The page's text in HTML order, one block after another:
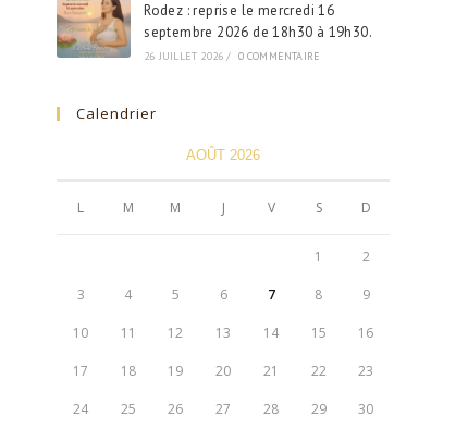
Rodez : reprise le mercredi 16
septembre 2026 de 18h30 à 19h30.
26 JUILLET 2026 / 0 COMMENTAIRE
Calendrier
AOÛT 2026
L M M J V S D
1 2
3 4 5 6 7 8 9
10 11 12 13 14 15 16
17 18 19 20 21 22 23
24 25 26 27 28 29 30